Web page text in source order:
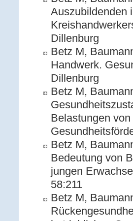
Auszubildenden
Dillenburg
Betz M,
Handwerk.
Dillenburg
Betz M,
Belastungen
Betz M,
Bedeutung von
jungen
58:211
Betz M,